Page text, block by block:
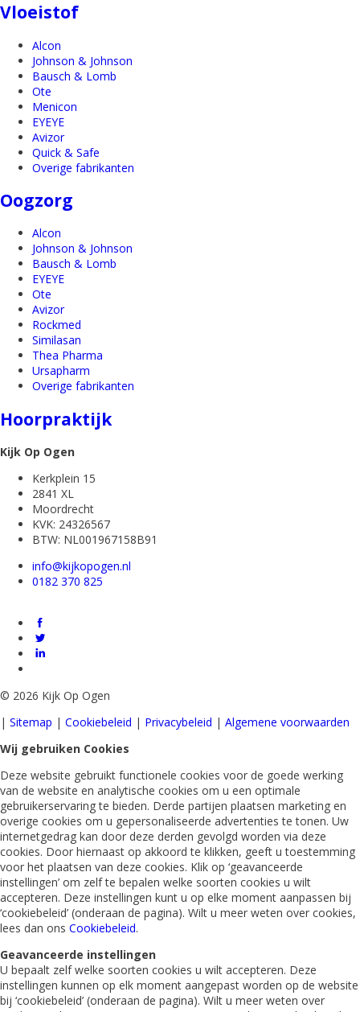
Vloeistof
Alcon
Johnson & Johnson
Bausch & Lomb
Ote
Menicon
EYEYE
Avizor
Quick & Safe
Overige fabrikanten
Oogzorg
Alcon
Johnson & Johnson
Bausch & Lomb
EYEYE
Ote
Avizor
Rockmed
Similasan
Thea Pharma
Ursapharm
Overige fabrikanten
Hoorpraktijk
Kijk Op Ogen
Kerkplein 15
2841 XL
Moordrecht
KVK: 24326567
BTW: NL001967158B91
info@kijkopogen.nl
0182 370 825
© 2026 Kijk Op Ogen
| Sitemap | Cookiebeleid | Privacybeleid | Algemene voorwaarden
Wij gebruiken Cookies
Deze website gebruikt functionele cookies voor de goede werking
van de website en analytische cookies om u een optimale
gebruikerservaring te bieden. Derde partijen plaatsen marketing en
overige cookies om u gepersonaliseerde advertenties te tonen. Uw
internetgedrag kan door deze derden gevolgd worden via deze
cookies. Door hiernaast op akkoord te klikken, geeft u toestemming
voor het plaatsen van deze cookies. Klik op ‘geavanceerde
instellingen’ om zelf te bepalen welke soorten cookies u wilt
accepteren. Deze instellingen kunt u op elke moment aanpassen bij
‘cookiebeleid’ (onderaan de pagina). Wilt u meer weten over cookies,
lees dan ons Cookiebeleid.
Geavanceerde instellingen
U bepaalt zelf welke soorten cookies u wilt accepteren. Deze
instellingen kunnen op elk moment aangepast worden op de website
bij ‘cookiebeleid’ (onderaan de pagina). Wilt u meer weten over